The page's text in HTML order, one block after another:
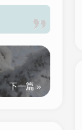
下一篇 »